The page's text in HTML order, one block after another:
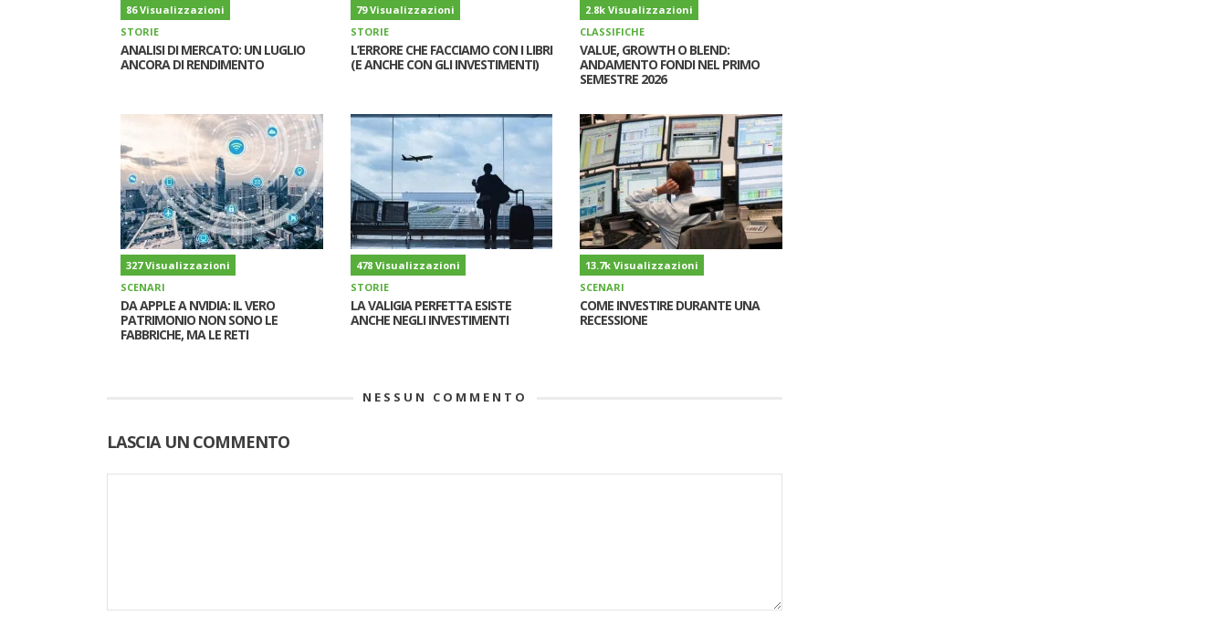
86 Visualizzazioni
STORIE
ANALISI DI MERCATO: UN LUGLIO
ANCORA DI RENDIMENTO
79 Visualizzazioni
STORIE
L’ERRORE CHE FACCIAMO CON I LIBRI
(E ANCHE CON GLI INVESTIMENTI)
2.8k Visualizzazioni
CLASSIFICHE
VALUE, GROWTH O BLEND:
ANDAMENTO FONDI NEL PRIMO
SEMESTRE 2026
327 Visualizzazioni
SCENARI
DA APPLE A NVIDIA: IL VERO
PATRIMONIO NON SONO LE
FABBRICHE, MA LE RETI
478 Visualizzazioni
STORIE
LA VALIGIA PERFETTA ESISTE
ANCHE NEGLI INVESTIMENTI
13.7k Visualizzazioni
SCENARI
COME INVESTIRE DURANTE UNA
RECESSIONE
NESSUN COMMENTO
LASCIA UN COMMENTO